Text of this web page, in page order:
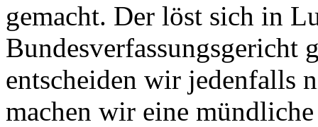
gemacht. Der löst sich in
Bundesverfassungsgericht
entscheiden wir jedenfalls
machen wir eine